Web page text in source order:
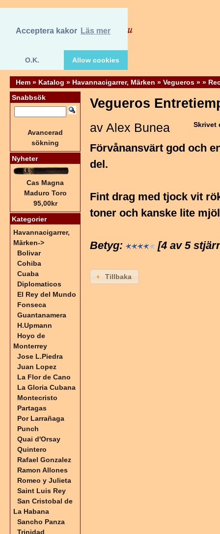
Acceptera kakor Läs mer
O.K. Allow cookies
Hem » Katalog » Havannacigarrer, Märken » Vegueros » »
Vegueros
Skrivet
av Alex Bunea
Förvånansvärt god och
del.
Fint drag med tjock vit
toner och kanske lite
Betyg: [4 av 5
Tillbaka
Snabbsök
Avancerad
sökning
Nyheter
Cas Magna
Maduro Toro
95,00kr
Kategorier
Havannacigarrer,
Märken->
Bolivar
Cohiba
Cuaba
Diplomaticos
El Rey del Mundo
Fonseca
Guantanamera
H.Upmann
Hoyo de
Monterrey
Jose L.Piedra
Juan Lopez
La Flor de Cano
La Gloria Cubana
Montecristo
Partagas
Por Larrañaga
Punch
Quai d'Orsay
Quintero
Rafael Gonzalez
Ramon Allones
Romeo y Julieta
Saint Luis Rey
San Cristobal de
La Habana
Sancho Panza
Trinidad